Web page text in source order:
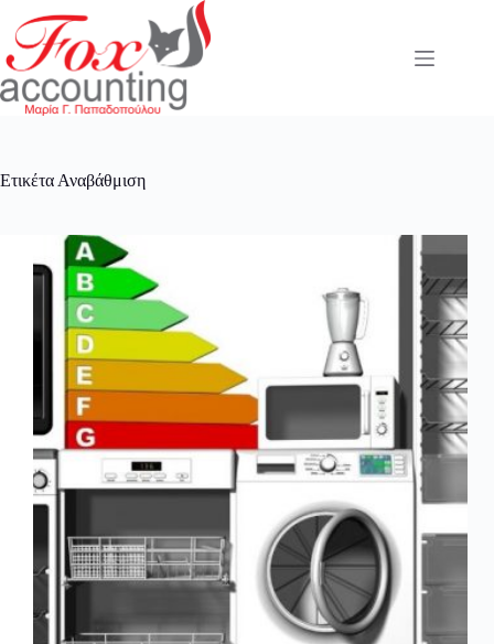
στο
περιεχόμενο
Ετικέτα Αναβάθμιση